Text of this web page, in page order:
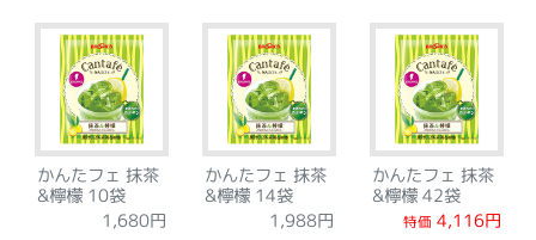
かんたフェ 抹茶
&檸檬 10袋
1,680円
かんたフェ 抹茶
&檸檬 14袋
1,988円
かんたフェ 抹茶
&檸檬 42袋
特価 4,116円